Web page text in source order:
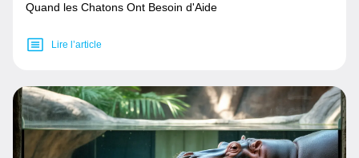
Quand les Chatons Ont Besoin d'Aide
Lire l’article